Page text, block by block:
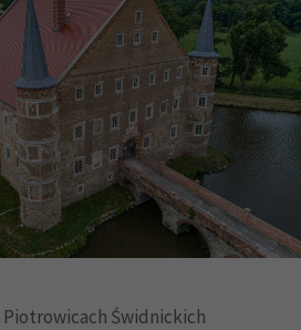
Piotrowicach Świdnickich